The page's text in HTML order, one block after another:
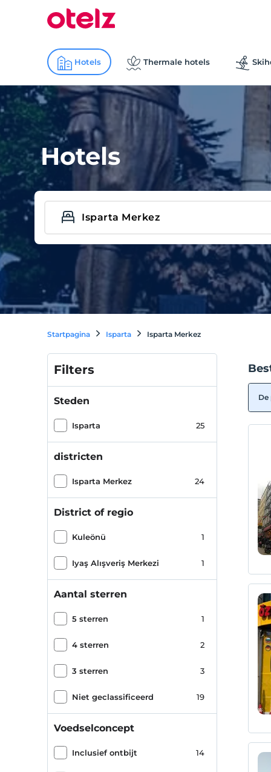
Hotels Thermale hotels
Hotels
Startpagina Isparta Isparta Merkez
Filters
Steden
Isparta 25
districten
Isparta Merkez 24
District of regio
Kuleönü 1
Iyaş Alışveriş Merkezi 1
Aantal sterren
5 sterren 1
4 sterren 2
3 sterren 3
Niet geclassificeerd 19
Voedselconcept
Inclusief ontbijt 14
De